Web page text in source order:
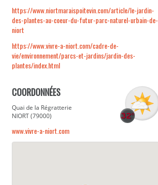
https://www.niortmaraispoitevin.com/article/le-jardin-
des-plantes-au-coeur-du-futur-parc-naturel-urbain-de-
niort
https://www.vivre-a-niort.com/cadre-de-
vie/environnement/parcs-et-jardins/jardin-des-
plantes/index.html
COORDONNÉES
Quai de la Régratterie
NIORT (79000)
www.vivre-a-niort.com